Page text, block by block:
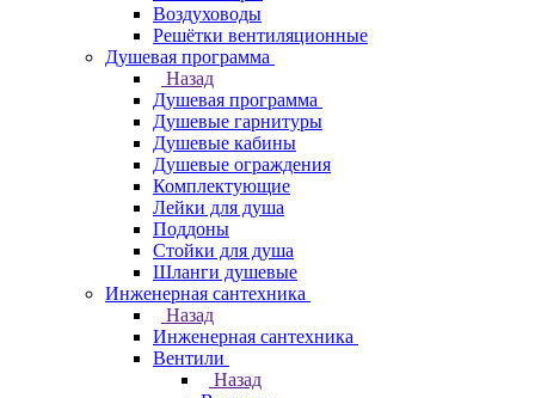
Воздуховоды
Решётки вентиляционные
Душевая программа
Назад
Душевая программа
Душевые гарнитуры
Душевые кабины
Душевые ограждения
Комплектующие
Лейки для душа
Поддоны
Стойки для душа
Шланги душевые
Инженерная сантехника
Назад
Инженерная сантехника
Вентили
Назад